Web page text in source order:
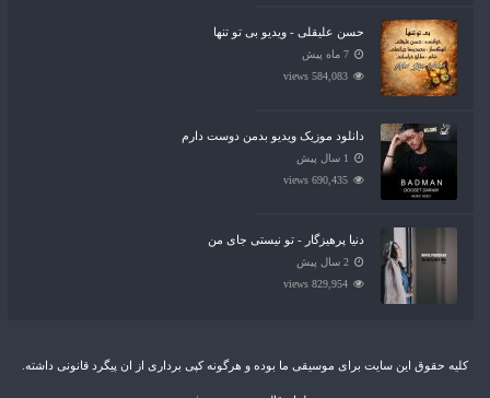
حسن علیقلی - ویدیو بی تو تنها
7 ماه پیش
584,083 views
دانلود موزیک ویدیو بدمن دوست دارم
1 سال پیش
690,435 views
دنیا پرهیزگار - تو نیستی جای من
2 سال پیش
829,954 views
کلیه حقوق این سایت برای موسیقی ما بوده و هرگونه کپی برداری از ان پیگرد قانونی داشته.